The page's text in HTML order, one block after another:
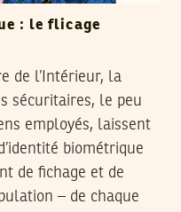
: le flicage
de l’Intérieur, la
sécuritaires, le peu
employés, laissent
biométrique
de fichage et de
– de chaque